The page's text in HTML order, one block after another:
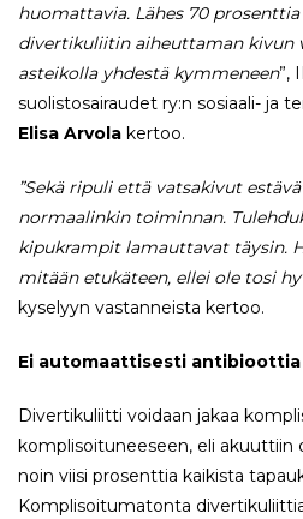
huomattavia. Lähes 70
divertikuliitin aiheuttaman kivun
asteikolla yhdestä kymmeneen”,
suolistosairaudet ry:n sosiaali- ja
Elisa Arvola kertoo.
”Sekä ripuli että vatsakivut
normaalinkin toiminnan.
kipukrampit lamauttavat täysin.
mitään etukäteen, ellei ole tosi
kyselyyn vastanneista kertoo.
Ei automaattisesti antibioottia
Divertikuliitti voidaan jakaa
komplisoituneeseen, eli akuuttiin
noin viisi prosenttia kaikista
Komplisoitumatonta